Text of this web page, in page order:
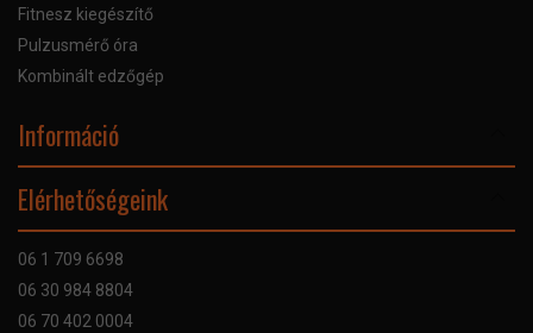
Fitnesz kiegészítő
Pulzusmérő óra
Kombinált edzőgép
Információ
Bankkártyás fizetés
Elérhetőségeink
06 1 709 6698
06 30 984 8804
06 70 402 0004